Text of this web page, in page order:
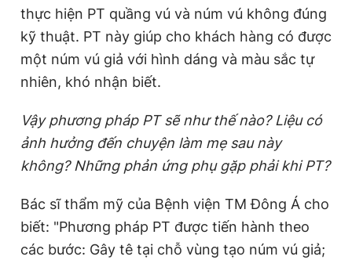
thực hiện PT quầng vú và núm vú không đúng
kỹ thuật. PT này giúp cho khách hàng có được
một núm vú giả với hình dáng và màu sắc tự
nhiên, khó nhận biết.
Vậy phương pháp PT sẽ như thế nào? Liệu có
ảnh hưởng đến chuyện làm mẹ sau này
không? Những phản ứng phụ gặp phải khi PT?
Bác sĩ thẩm mỹ của Bệnh viện TM Đông Á cho
biết: "Phương pháp PT được tiến hành theo
các bước: Gây tê tại chỗ vùng tạo núm vú giả;